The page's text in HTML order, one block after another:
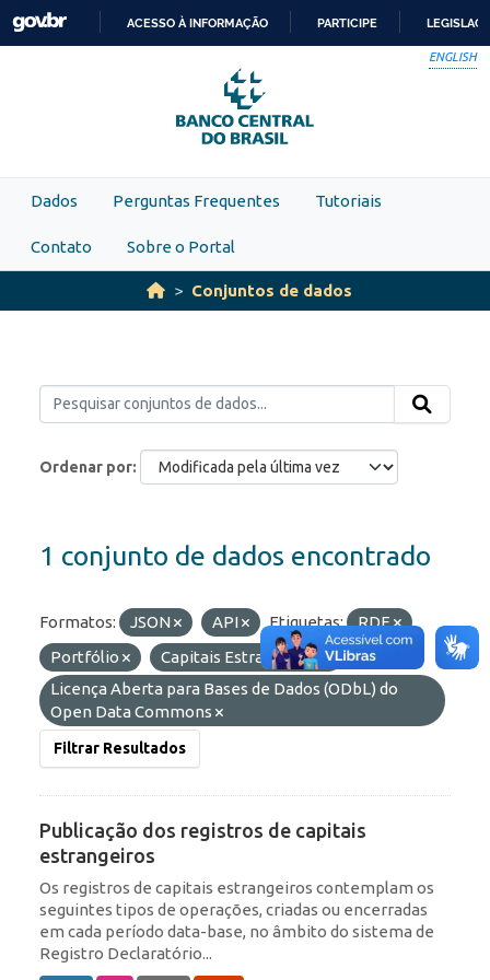
Skip to main content
PARA
O
CONTEÚDO
ACESSO À INFORMAÇÃO PARTICIPE
ENGLISH
Dados Perguntas Frequentes Tutoriais
Contato Sobre o Portal
Conjuntos de dados
Ordenar por
1 conjunto de dados encontrado
Formatos: JSON API Etiquetas:
RDE
Portfólio
Capitais Estrangeiros
Licenças:
Licença Aberta para Bases de Dados (ODbL) do
Open Data Commons
Filtrar Resultados
Publicação dos registros de capitais
estrangeiros
Os registros de capitais estrangeiros contemplam os
seguintes tipos de operações, criadas ou encerradas
em cada período data-base, no âmbito do sistema de
Registro Declaratório...